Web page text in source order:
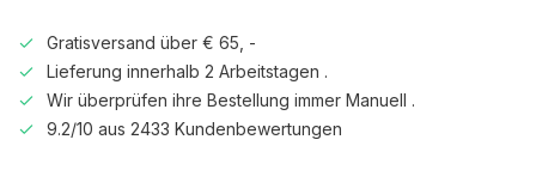
Gratisversand über € 65, -
Lieferung innerhalb 2 Arbeitstagen .
Wir überprüfen ihre Bestellung immer Manuell .
9.2/10 aus 2433 Kundenbewertungen